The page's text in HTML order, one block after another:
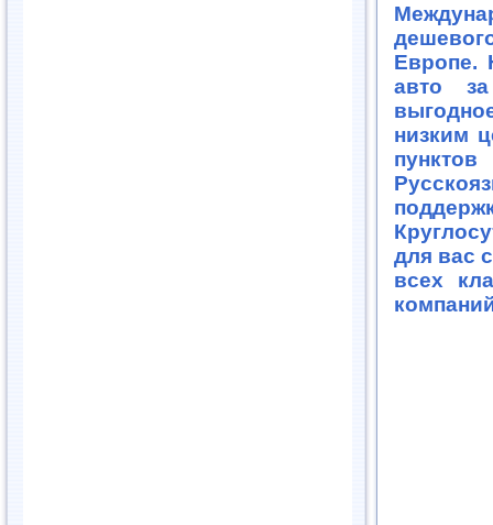
Европе.
авто
низким
для вас
всех